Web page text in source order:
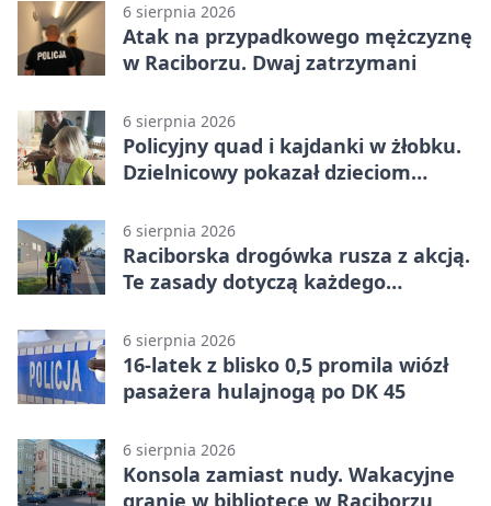
6 sierpnia 2026
Atak na przypadkowego mężczyznę
w Raciborzu. Dwaj zatrzymani
6 sierpnia 2026
Policyjny quad i kajdanki w żłobku.
Dzielnicowy pokazał dzieciom
6 sierpnia 2026
Raciborska drogówka rusza z akcją.
Te zasady dotyczą każdego
6 sierpnia 2026
16-latek z blisko 0,5 promila wiózł
pasażera hulajnogą po DK 45
6 sierpnia 2026
Konsola zamiast nudy. Wakacyjne
granie w bibliotece w Raciborzu